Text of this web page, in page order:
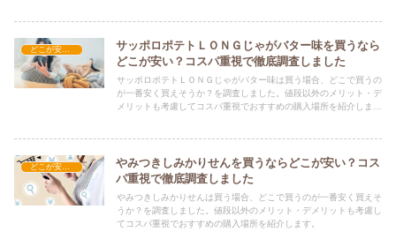
どこが安い？-お菓子・スイーツ・アイス
サッポロポテトＬＯＮＧじゃがバター味を買うなら
どこが安い？コスパ重視で徹底調査しました
サッポロポテトＬＯＮＧじゃがバター味は買う場合、どこで買うの
が一番安く買えそうか？を調査しました。値段以外のメリット・デ
メリットも考慮してコスパ重視でおすすめの購入場所を紹介しま
どこが安い？-お菓子・スイーツ・アイス
やみつきしみかりせんを買うならどこが安い？コス
パ重視で徹底調査しました
やみつきしみかりせんは買う場合、どこで買うのが一番安く買えそ
うか？を調査しました。値段以外のメリット・デメリットも考慮し
てコスパ重視でおすすめの購入場所を紹介します。